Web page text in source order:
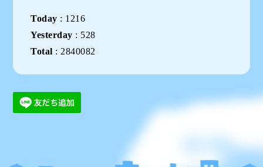
Today : 1216
Yesterday : 528
Total : 2840082